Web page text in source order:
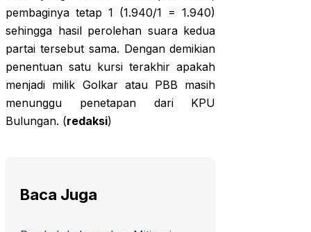
pembaginya tetap 1 (1.940/1 = 1.940)
sehingga hasil perolehan suara kedua
partai tersebut sama. Dengan demikian
penentuan satu kursi terakhir apakah
menjadi milik Golkar atau PBB masih
menunggu penetapan dari KPU
Bulungan. (redaksi)
Baca Juga